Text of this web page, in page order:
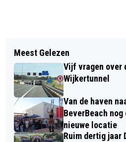
AANTAL HUURDERS
HUURACHTERSTAND
NOG VOLOP RUIMTE
ZONNEPANELEN OP
BEVERWIJK
Meest Gelezen
Vijf vragen over
Wijkertunnel
Van de haven
BeverBeach
nieuwe locatie
Ruim dertig jaar